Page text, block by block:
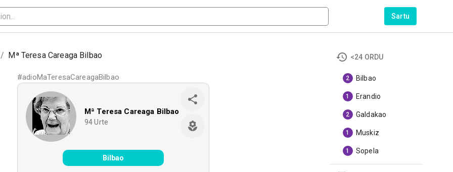
Sartu
/ Mª Teresa Careaga Bilbao
#adioMaTeresaCareagaBilbao
Mª Teresa Careaga Bilbao
94 Urte
Bilbao
<24 ORDU
2 Bilbao
1 Erandio
2 Galdakao
1 Muskiz
1 Sopela